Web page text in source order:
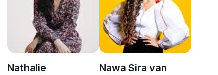
inzichten voor elke
doelgroep.
digitale ontwrichting.
Nathalie
Nawa Sira van